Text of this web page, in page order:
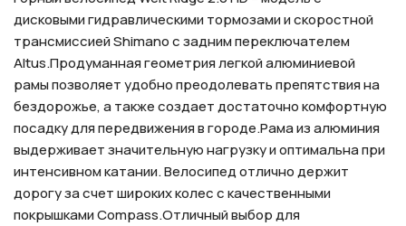
дисковыми гидравлическими тормозами и скоростной
трансмиссией Shimano c задним переключателем
Altus.Продуманная геометрия легкой алюминиевой
рамы позволяет удобно преодолевать препятствия на
бездорожье, а также создает достаточно комфортную
посадку для передвижения в городе.Рама из алюминия
выдерживает значительную нагрузку и оптимальна при
интенсивном катании. Велосипед отлично держит
дорогу за счет широких колес с качественными
покрышками Compass.Отличный выбор для